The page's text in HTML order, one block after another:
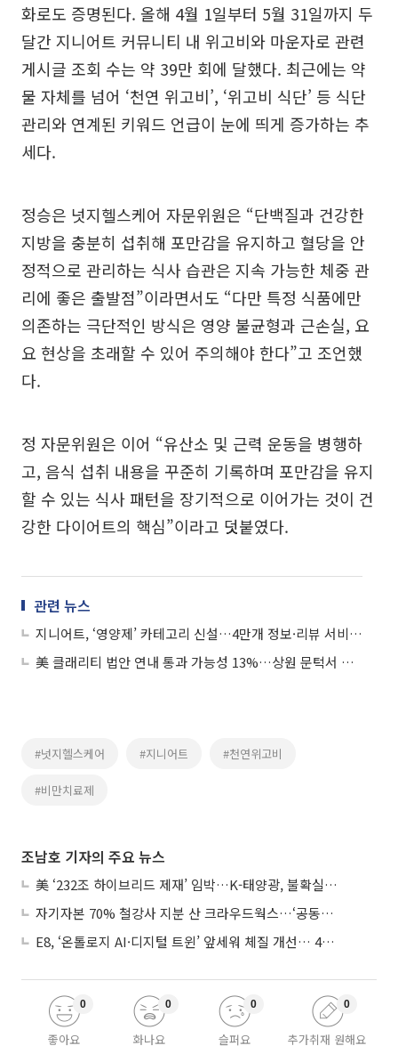
화로도 증명된다. 올해 4월 1일부터 5월 31일까지 두
달간 지니어트 커뮤니티 내 위고비와 마운자로 관련
게시글 조회 수는 약 39만 회에 달했다. 최근에는 약
물 자체를 넘어 ‘천연 위고비’, ‘위고비 식단’ 등 식단
관리와 연계된 키워드 언급이 눈에 띄게 증가하는 추
세다.
정승은 넛지헬스케어 자문위원은 “단백질과 건강한
지방을 충분히 섭취해 포만감을 유지하고 혈당을 안
정적으로 관리하는 식사 습관은 지속 가능한 체중 관
리에 좋은 출발점”이라면서도 “다만 특정 식품에만
의존하는 극단적인 방식은 영양 불균형과 근손실, 요
요 현상을 초래할 수 있어 주의해야 한다”고 조언했
다.
정 자문위원은 이어 “유산소 및 근력 운동을 병행하
고, 음식 섭취 내용을 꾸준히 기록하며 포만감을 유지
할 수 있는 식사 패턴을 장기적으로 이어가는 것이 건
강한 다이어트의 핵심”이라고 덧붙였다.
관련 뉴스
지니어트, ‘영양제’ 카테고리 신설…4만개 정보·리뷰 서비스 도입
美 클래리티 법안 연내 통과 가능성 13%…상원 문턱서 제동
#넛지헬스케어 #지니어트 #천연위고비
#비만치료제
조남호 기자의 주요 뉴스
美 ‘232조 하이브리드 제재’ 임박…K-태양광, 불확실성 털고 날개 다나
자기자본 70% 철강사 지분 산 크라우드웍스…‘공동경영’으로 AI 시너지 낼까
E8, ‘온톨로지 AI·디지털 트윈’ 앞세워 체질 개선… 4분기 흑자전환 총력
좋아요
0
화나요
0
슬퍼요
0
추가취재 원해요
0